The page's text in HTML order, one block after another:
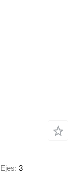
Ejes 3